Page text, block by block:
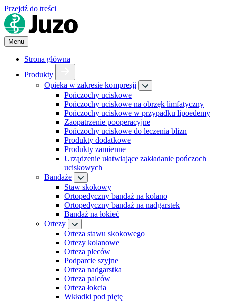
Przejdź do treści
Menu
Strona główna
Produkty
Opieka w zakresie kompresji
Pończochy uciskowe
Pończochy uciskowe na obrzęk limfatyczny
Pończochy uciskowe w przypadku lipoedemy
Zaopatrzenie pooperacyjne
Pończochy uciskowe do leczenia blizn
Produkty dodatkowe
Produkty zamienne
Urządzenie ułatwiające zakładanie pończoch
uciskowych
Bandaże
Staw skokowy
Ortopedyczny bandaż na kolano
Ortopedyczny bandaż na nadgarstek
Bandaż na łokieć
Ortezy
Orteza stawu skokowego
Ortezy kolanowe
Orteza pleców
Podparcie szyjne
Orteza nadgarstka
Orteza palców
Orteza łokcia
Wkładki pod piętę